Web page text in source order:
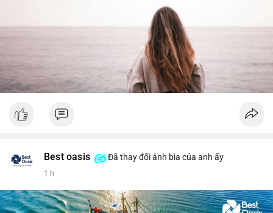
Best oasis Đã thay đổi ảnh bìa của anh ấy
1 h